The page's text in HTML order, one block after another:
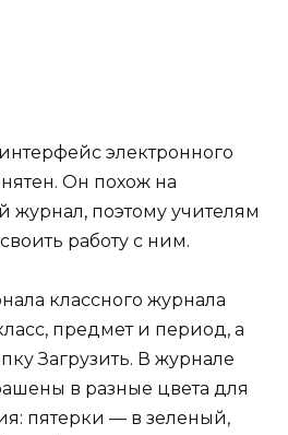
электронного
Он похож на
поэтому учителям
работу с ним.
классного журнала
предмет и период, а
Загрузить. В журнале
в разные цвета для
пятерки — в зеленый,